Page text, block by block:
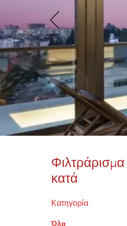
en uygun havuz yapım
Fiberglass havuz Cam elyaf
malzemelerin karışımından
bir malzemeden
olarak tek parça
yapısı sayesinde
kat fazla çekme dayanıma
Monoblok esnek yapısı
50 yıla kadar uzun ömürlüdür
Φιλτράρισμα
κατά
Κατηγορία
Όλα